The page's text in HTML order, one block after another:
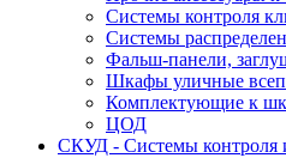
Системы контроля
Системы
Фальш-панели,
Шкафы уличные
Комплектующие к
ЦОД
СКУД - Системы контроля